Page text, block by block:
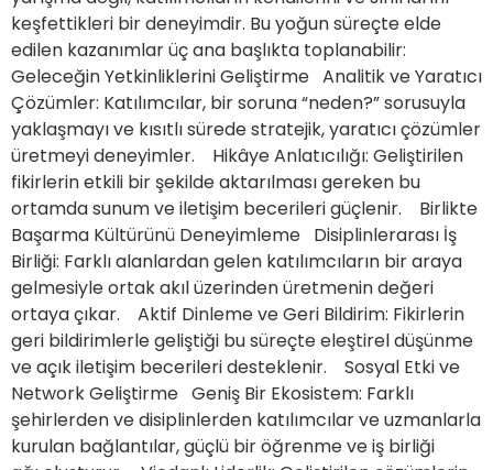
keşfettikleri bir deneyimdir. Bu yoğun süreçte elde
edilen kazanımlar üç ana başlıkta toplanabilir:
Geleceğin Yetkinliklerini Geliştirme Analitik ve Yaratıcı
Çözümler: Katılımcılar, bir soruna “neden?” sorusuyla
yaklaşmayı ve kısıtlı sürede stratejik, yaratıcı çözümler
üretmeyi deneyimler. Hikâye Anlatıcılığı: Geliştirilen
fikirlerin etkili bir şekilde aktarılması gereken bu
ortamda sunum ve iletişim becerileri güçlenir. Birlikte
Başarma Kültürünü Deneyimleme Disiplinlerarası İş
Birliği: Farklı alanlardan gelen katılımcıların bir araya
gelmesiyle ortak akıl üzerinden üretmenin değeri
ortaya çıkar. Aktif Dinleme ve Geri Bildirim: Fikirlerin
geri bildirimlerle geliştiği bu süreçte eleştirel düşünme
ve açık iletişim becerileri desteklenir. Sosyal Etki ve
Network Geliştirme Geniş Bir Ekosistem: Farklı
şehirlerden ve disiplinlerden katılımcılar ve uzmanlarla
kurulan bağlantılar, güçlü bir öğrenme ve iş birliği